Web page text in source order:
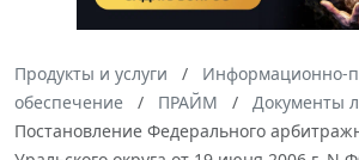
Продукты и услуги
Информационно-
обеспечение
ПРАЙМ
Документы
Постановление Федерального